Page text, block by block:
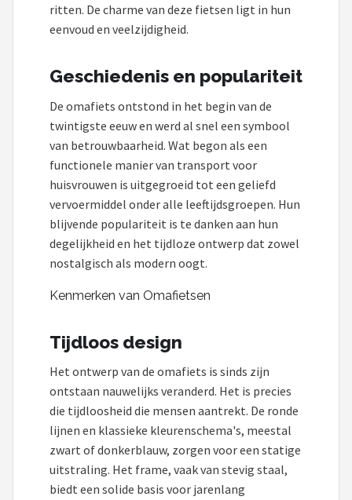
ritten. De charme van deze fietsen ligt in hun
eenvoud en veelzijdigheid.
Geschiedenis en populariteit
De omafiets ontstond in het begin van de
twintigste eeuw en werd al snel een symbool
van betrouwbaarheid. Wat begon als een
functionele manier van transport voor
huisvrouwen is uitgegroeid tot een geliefd
vervoermiddel onder alle leeftijdsgroepen. Hun
blijvende populariteit is te danken aan hun
degelijkheid en het tijdloze ontwerp dat zowel
nostalgisch als modern oogt.
Kenmerken van Omafietsen
Tijdloos design
Het ontwerp van de omafiets is sinds zijn
ontstaan nauwelijks veranderd. Het is precies
die tijdloosheid die mensen aantrekt. De ronde
lijnen en klassieke kleurenschema's, meestal
zwart of donkerblauw, zorgen voor een statige
uitstraling. Het frame, vaak van stevig staal,
biedt een solide basis voor jarenlang